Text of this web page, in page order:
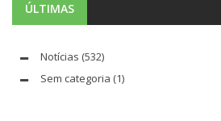
ÚLTIMAS
Notícias (532)
Sem categoria (1)